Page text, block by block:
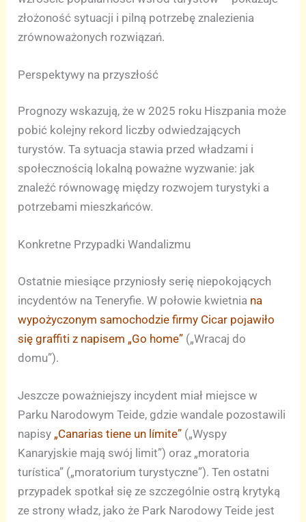
złożoność sytuacji i pilną potrzebę znalezienia
zrównoważonych rozwiązań.
Perspektywy na przyszłość
Prognozy wskazują, że w 2025 roku Hiszpania może
pobić kolejny rekord liczby odwiedzających
turystów. Ta sytuacja stawia przed władzami i
społecznością lokalną poważne wyzwanie: jak
znaleźć równowagę między rozwojem turystyki a
potrzebami mieszkańców.
Konkretne Przypadki Wandalizmu
Ostatnie miesiące przyniosły serię niepokojących
incydentów na Teneryfie. W połowie kwietnia na
wypożyczonym samochodzie firmy Cicar pojawiło
się graffiti z napisem „Go home” („Wracaj do
domu”).
Jeszcze poważniejszy incydent miał miejsce w
Parku Narodowym Teide, gdzie wandale pozostawili
napisy „Canarias tiene un límite” („Wyspy
Kanaryjskie mają swój limit”) oraz „moratoria
turística” („moratorium turystyczne”). Ten ostatni
przypadek spotkał się ze szczególnie ostrą krytyką
ze strony władz, jako że Park Narodowy Teide jest